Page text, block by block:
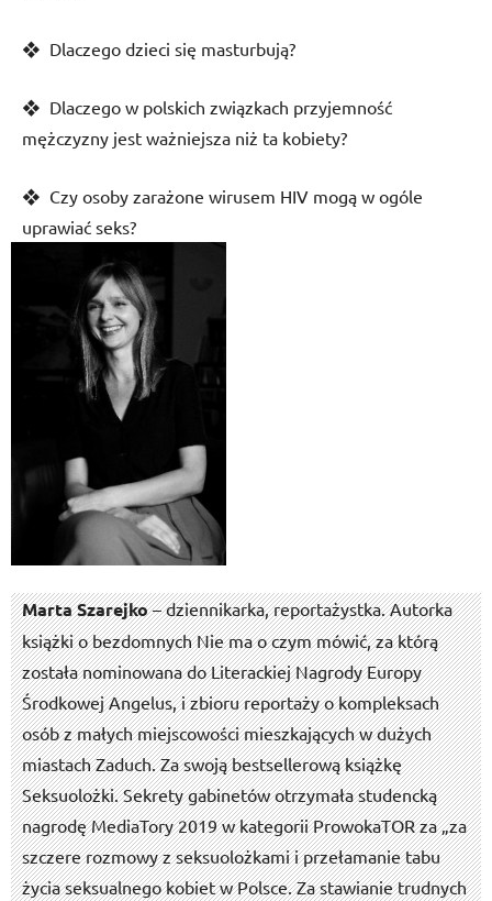
❖ Dlaczego dzieci się masturbują?
❖ Dlaczego w polskich związkach przyjemność
mężczyzny jest ważniejsza niż ta kobiety?
❖ Czy osoby zarażone wirusem HIV mogą w ogóle
uprawiać seks?
Marta Szarejko– dziennikarka, reportażystka. Autorka
książki o bezdomnych Nie ma o czym mówić, za którą
została nominowana do Literackiej Nagrody Europy
Środkowej Angelus, i zbioru reportaży o kompleksach
osób z małych miejscowości mieszkających w dużych
miastach Zaduch. Za swoją bestsellerową książkę
Seksuolożki. Sekrety gabinetów otrzymała studencką
nagrodę MediaTory 2019 w kategorii ProwokaTOR za „za
szczere rozmowy z seksuolożkami i przełamanie tabu
życia seksualnego kobiet w Polsce. Za stawianie trudnych